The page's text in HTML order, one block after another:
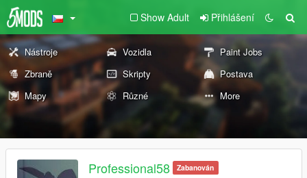
Show Adult Přihlášení
Nástroje Vozidla
Paint Jobs
Zbraně
Skripty
Postava
Mapy
Různé More
Professional58 Zabanován